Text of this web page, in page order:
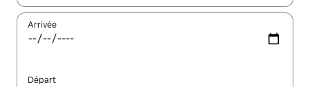
Arrivée
Départ